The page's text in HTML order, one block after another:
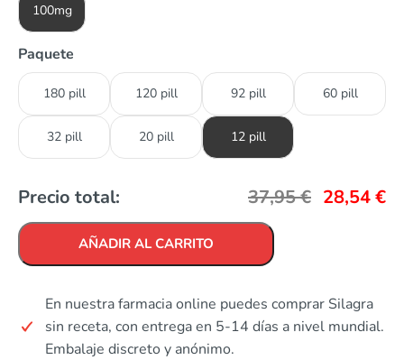
100mg
Paquete
180 pill 120 pill 92 pill 60 pill
32 pill 20 pill 12 pill
Precio total: 37,95€ 28,54€
AÑADIR AL CARRITO
En nuestra farmacia online puedes comprar Silagra
sin receta, con entrega en 5-14 días a nivel mundial.
Embalaje discreto y anónimo.